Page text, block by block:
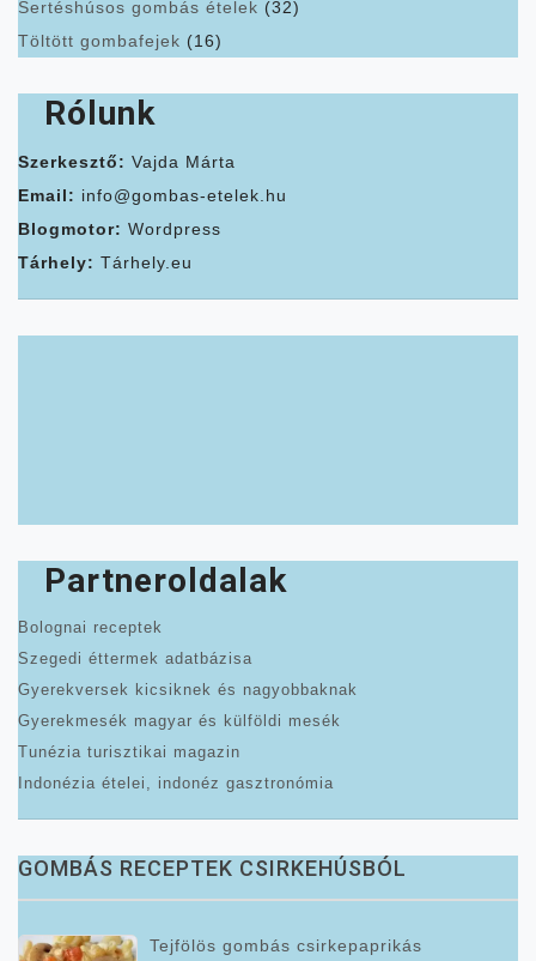
Sertéshúsos gombás ételek (32)
Töltött gombafejek (16)
Rólunk
Szerkesztő: Vajda Márta
Email: info@gombas-etelek.hu
Blogmotor: Wordpress
Tárhely: Tárhely.eu
Partneroldalak
Bolognai receptek
Szegedi éttermek adatbázisa
Gyerekversek kicsiknek és nagyobbaknak
Gyerekmesék magyar és külföldi mesék
Tunézia turisztikai magazin
Indonézia ételei, indonéz gasztronómia
GOMBÁS RECEPTEK CSIRKEHÚSBÓL
Tejfölös gombás csirkepaprikás